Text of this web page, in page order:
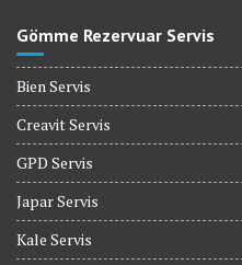
Gömme Rezervuar Servis
Bien Servis
Creavit Servis
GPD Servis
Japar Servis
Kale Servis